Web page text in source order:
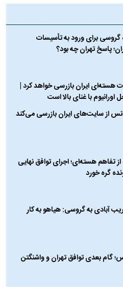
گروسی برای ورود به تأسیسات
پاسخ تهران چه بود؟
هسته‌ای ایران بازرسی خواهد کرد |
با غنای بالا است
از سایت‌های ایران بازرسی می‌کند
از تفاهم هسته‌ای؛ اجرای توافق نهایی
آبادی به گروسی: هیاهو به کار
گام بعدی توافق تهران و واشنگتن